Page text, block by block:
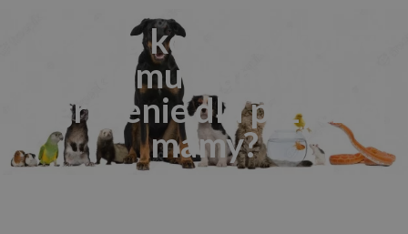
Ciąża a kot – czy kot w
domu stanowi
zagrożenie dla przyszłej
mamy?